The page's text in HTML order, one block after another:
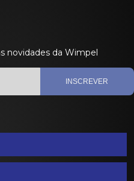
novidades da Wimpel
INSCREVER